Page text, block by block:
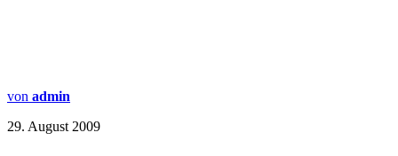
von admin
29. August 2009